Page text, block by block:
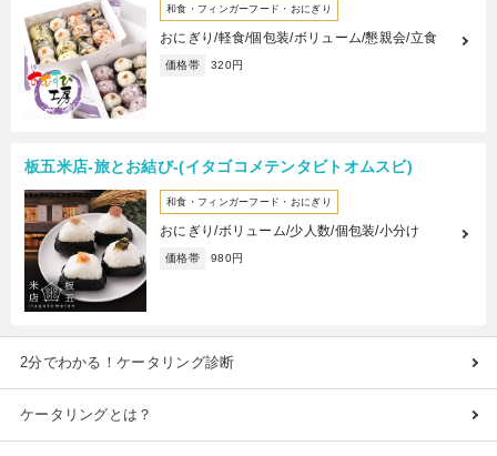
和食・フィンガーフード・おにぎり
おにぎり/軽食/個包装/ボリューム/懇親会/立食
価格帯 320円
板五米店-旅とお結び-(イタゴコメテンタビトオムスビ)
和食・フィンガーフード・おにぎり
おにぎり/ボリューム/少人数/個包装/小分け
価格帯 980円
2分でわかる！ケータリング診断
ケータリングとは？